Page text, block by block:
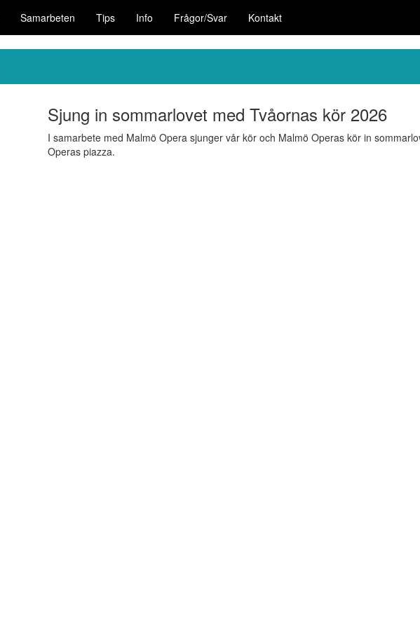
Samarbeten Tips Info Frågor/Svar Kontakt
Sjung in sommarlovet med Tvåornas kör 2026
I samarbete med Malmö Opera sjunger vår kör och Malmö Operas kör in
Operas piazza.